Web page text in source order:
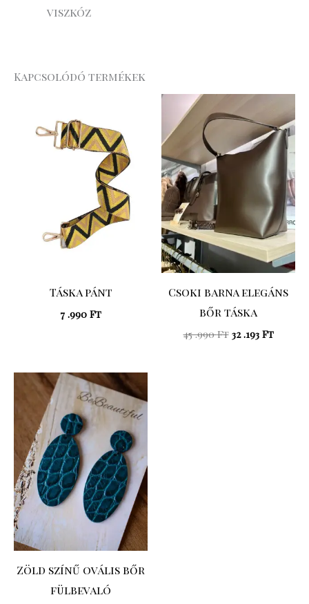
viszkóz
Kapcsolódó termékek
Táska pánt
7 .990 Ft
Csoki barna elegáns
bőr táska
45 .990Ft
price
was:
.990 Ft.
32 .193 Ft
price
is:
32
.193 Ft.
Zöld színű ovális bőr
fülbevaló